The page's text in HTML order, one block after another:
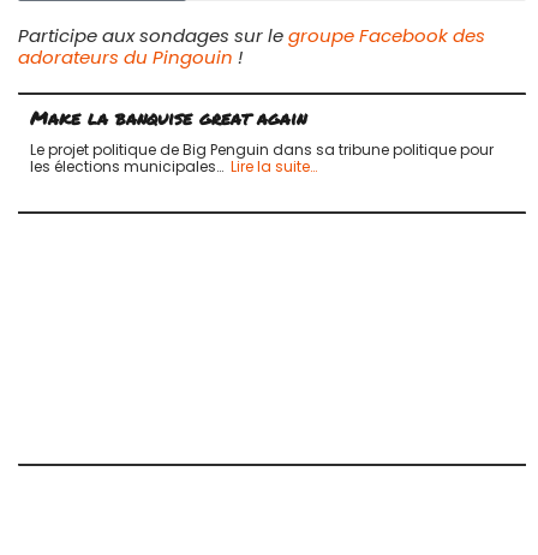
Participe aux sondages sur legroupe Facebook des
adorateurs du Pingouin !
Make la banquise great again
Le projet politique de Big Penguin dans sa tribune politique pour
les élections municipales… Lire la suite…